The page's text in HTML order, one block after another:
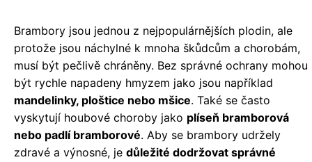
Brambory jsou jednou z nejpopulárnějších plodin, ale
protože jsou náchylné k mnoha škůdcům a chorobám,
musí být pečlivě chráněny. Bez správné ochrany mohou
být rychle napadeny hmyzem jako jsou například
mandelinky, ploštice nebo mšice. Také se často
vyskytují houbové choroby jako plíseň bramborová
nebo padlí bramborové. Aby se brambory udržely
zdravé a výnosné, je důležité dodržovat správné